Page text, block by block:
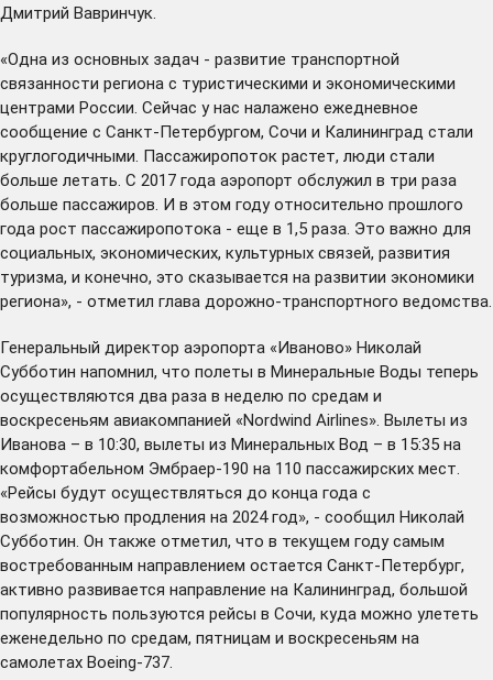
Дмитрий Вавринчук.
«Одна из основных задач - развитие транспортной
связанности региона с туристическими и экономическими
центрами России. Сейчас у нас налажено ежедневное
сообщение с Санкт-Петербургом, Сочи и Калининград стали
круглогодичными. Пассажиропоток растет, люди стали
больше летать. С 2017 года аэропорт обслужил в три раза
больше пассажиров. И в этом году относительно прошлого
года рост пассажиропотока - еще в 1,5 раза. Это важно для
социальных, экономических, культурных связей, развития
туризма, и конечно, это сказывается на развитии экономики
региона», - отметил глава дорожно-транспортного ведомства.
Генеральный директор аэропорта «Иваново» Николай
Субботин напомнил, что полеты в Минеральные Воды теперь
осуществляются два раза в неделю по средам и
воскресеньям авиакомпанией «Nordwind Airlines». Вылеты из
Иванова – в 10:30, вылеты из Минеральных Вод – в 15:35 на
комфортабельном Эмбраер-190 на 110 пассажирских мест.
«Рейсы будут осуществляться до конца года с
возможностью продления на 2024 год», - сообщил Николай
Субботин. Он также отметил, что в текущем году самым
востребованным направлением остается Санкт-Петербург,
активно развивается направление на Калининград, большой
популярность пользуются рейсы в Сочи, куда можно улететь
еженедельно по средам, пятницам и воскресеньям на
самолетах Boeing-737.